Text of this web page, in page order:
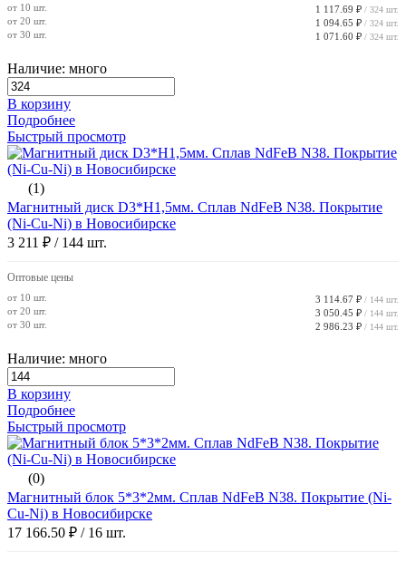
от 10 шт. 1 117.69 ₽ / 324 шт.
от 20 шт. 1 094.65 ₽ / 324 шт.
от 30 шт. 1 071.60 ₽ / 324 шт.
Наличие: много
В корзину
Подробнее
Быстрый просмотр
(1)
Магнитный диск D3*H1,5мм. Сплав NdFeB N38. Покрытие
(Ni-Cu-Ni) в Новосибирске
3 211 ₽ / 144 шт.
Оптовые цены
от 10 шт. 3 114.67 ₽ / 144 шт.
от 20 шт. 3 050.45 ₽ / 144 шт.
от 30 шт. 2 986.23 ₽ / 144 шт.
Наличие: много
В корзину
Подробнее
Быстрый просмотр
(0)
Магнитный блок 5*3*2мм. Сплав NdFeB N38. Покрытие (Ni-
Cu-Ni) в Новосибирске
17 166.50 ₽ / 16 шт.